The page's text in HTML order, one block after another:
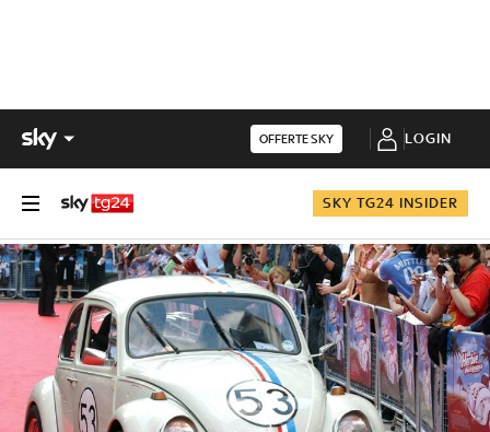
OFFERTE SKY LOGIN
SKY TG24 INSIDER